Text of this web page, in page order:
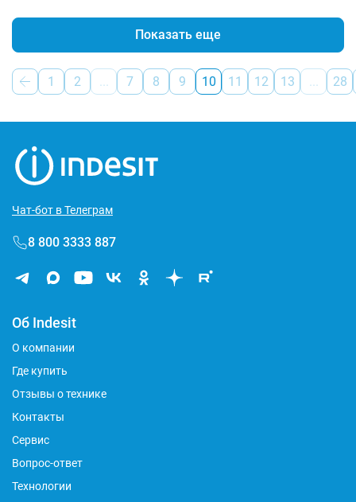
Показать еще
1 2 7 8 9 10 11 12 13 28
Чат-бот в Телеграм
8 800 3333 887
Об Indesit
О компании
Где купить
Отзывы о технике
Контакты
Сервис
Вопрос-ответ
Технологии